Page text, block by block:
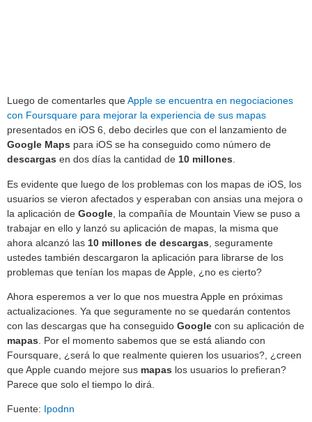
Luego de comentarles queApple se encuentra en negociaciones
con Foursquare para mejorar la experiencia de sus mapas
presentados en iOS 6, debo decirles que con el lanzamiento de
Google Maps para iOS se ha conseguido como número de
descargas en dos días la cantidad de 10 millones
Es evidente que luego de los problemas con los mapas de iOS, los
usuarios se vieron afectados y esperaban con ansias una mejora o
la aplicación de Google , la compañía de Mountain View se puso a
trabajar en ello y lanzó su aplicación de mapas, la misma que
ahora alcanzó las 10 millones de descargas , seguramente
ustedes también descargaron la aplicación para librarse de los
problemas que tenían los mapas de Apple, ¿no es cierto?
Ahora esperemos a ver lo que nos muestra Apple en próximas
actualizaciones. Ya que seguramente no se quedarán contentos
con las descargas que ha conseguido Google con su aplicación de
mapas . Por el momento sabemos que se está aliando con
Foursquare, ¿será lo que realmente quieren los usuarios?, ¿creen
que Apple cuando mejore sus mapas los usuarios lo prefieran?
Parece que solo el tiempo lo dirá.
Fuente: Ipodnn